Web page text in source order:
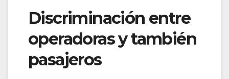
Discriminación entre
operadoras y también
pasajeros